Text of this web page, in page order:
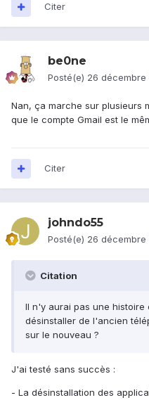
Citer
be0ne
Posté(e) 26 décembre
Nan, ça marche sur plusieurs
que le compte Gmail est le
Citer
johndo55
Posté(e) 26 décembre
Citation
Il n'y aurai pas une histoire
désinstaller de l'ancien
sur le nouveau ?
J'ai testé sans succès :
- La désinstallation des